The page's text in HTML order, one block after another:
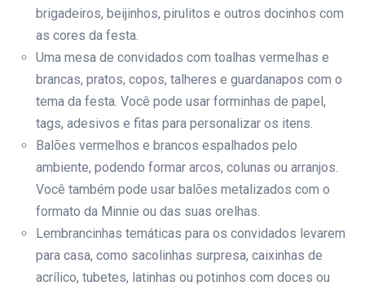
brigadeiros, beijinhos, pirulitos e outros docinhos com
as cores da festa.
Uma mesa de convidados com toalhas vermelhas e
brancas, pratos, copos, talheres e guardanapos com o
tema da festa. Você pode usar forminhas de papel,
tags, adesivos e fitas para personalizar os itens.
Balões vermelhos e brancos espalhados pelo
ambiente, podendo formar arcos, colunas ou arranjos.
Você também pode usar balões metalizados com o
formato da Minnie ou das suas orelhas.
Lembrancinhas temáticas para os convidados levarem
para casa, como sacolinhas surpresa, caixinhas de
acrílico, tubetes, latinhas ou potinhos com doces ou